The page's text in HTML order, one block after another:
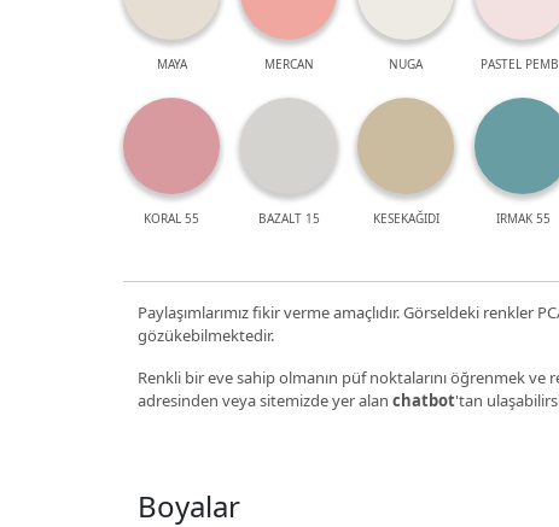
MAYA MERCAN NUGA PASTEL
KORAL 55 BAZALT 15 KESEKAĞIDI IRMAK 55
Paylaşımlarımız fikir verme amaçlıdır. Görseldeki renkler
gözükebilmektedir.
Renkli bir eve sahip olmanın püf noktalarını öğrenmek ve
adresinden veya sitemizde yer alan chatbot'tan
Boyalar